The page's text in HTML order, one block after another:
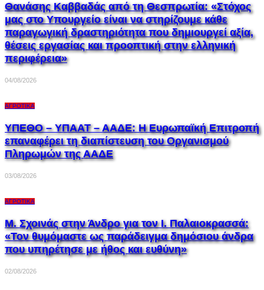
Θανάσης Καββαδάς από τη Θεσπρωτία: «Στόχος
μας στο Υπουργείο είναι να στηρίζουμε κάθε
παραγωγική δραστηριότητα που δημιουργεί αξία,
θέσεις εργασίας και προοπτική στην ελληνική
περιφέρεια»
04/08/2026
ΑΓΡΟΤΙΚΆ
ΥΠΕΘΟ – ΥΠΑΑΤ – ΑΑΔΕ: H Ευρωπαϊκή Επιτροπή
επαναφέρει τη διαπίστευση του Οργανισμού
Πληρωμών της ΑΑΔΕ
03/08/2026
ΑΓΡΟΤΙΚΆ
Μ. Σχοινάς στην Άνδρο για τον Ι. Παλαιοκρασσά:
«Τον θυμόμαστε ως παράδειγμα δημόσιου άνδρα
που υπηρέτησε με ήθος και ευθύνη»
02/08/2026